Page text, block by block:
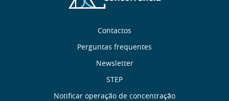
Contactos
Perguntas frequentes
Newsletter
STEP
Notificar operação de concentração